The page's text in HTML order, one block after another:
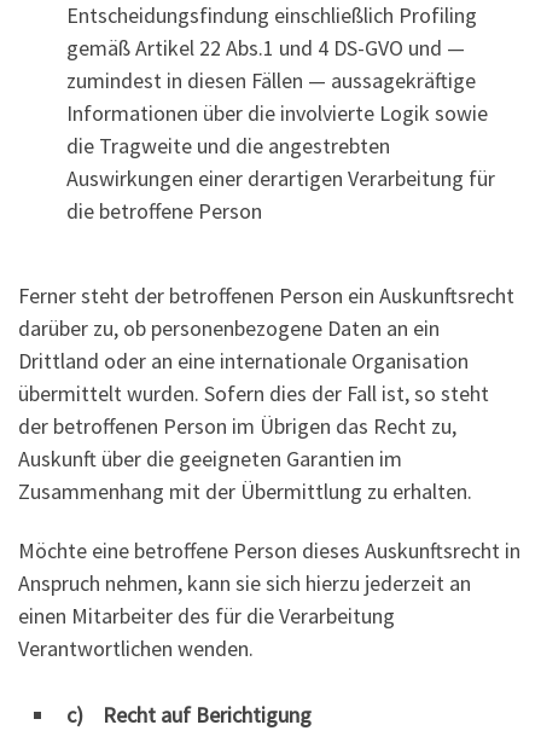
Entscheidungsfindung einschließlich Profiling
gemäß Artikel 22 Abs.1 und 4 DS-GVO und —
zumindest in diesen Fällen — aussagekräftige
Informationen über die involvierte Logik sowie
die Tragweite und die angestrebten
Auswirkungen einer derartigen Verarbeitung für
die betroffene Person
Ferner steht der betroffenen Person ein Auskunftsrecht
darüber zu, ob personenbezogene Daten an ein
Drittland oder an eine internationale Organisation
übermittelt wurden. Sofern dies der Fall ist, so steht
der betroffenen Person im Übrigen das Recht zu,
Auskunft über die geeigneten Garantien im
Zusammenhang mit der Übermittlung zu erhalten.
Möchte eine betroffene Person dieses Auskunftsrecht in
Anspruch nehmen, kann sie sich hierzu jederzeit an
einen Mitarbeiter des für die Verarbeitung
Verantwortlichen wenden.
c) Recht auf Berichtigung